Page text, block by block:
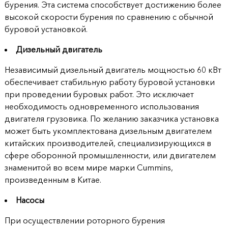
бурения. Эта система способствует достижению более
высокой скорости бурения по сравнению с обычной
буровой установкой.
Дизельный двигатель
Независимый дизельный двигатель мощностью 60 кВт
обеспечивает стабильную работу буровой установки
при проведении буровых работ. Это исключает
необходимость одновременного использования
двигателя грузовика. По желанию заказчика установка
может быть укомплектована дизельным двигателем
китайских производителей, специализирующихся в
сфере оборонной промышленности, или двигателем
знаменитой во всем мире марки Cummins,
произведенным в Китае.
Насосы
При осуществлении роторного бурения